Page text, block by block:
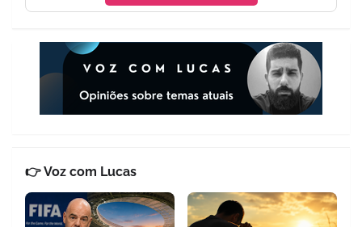
👉 Voz com Lucas